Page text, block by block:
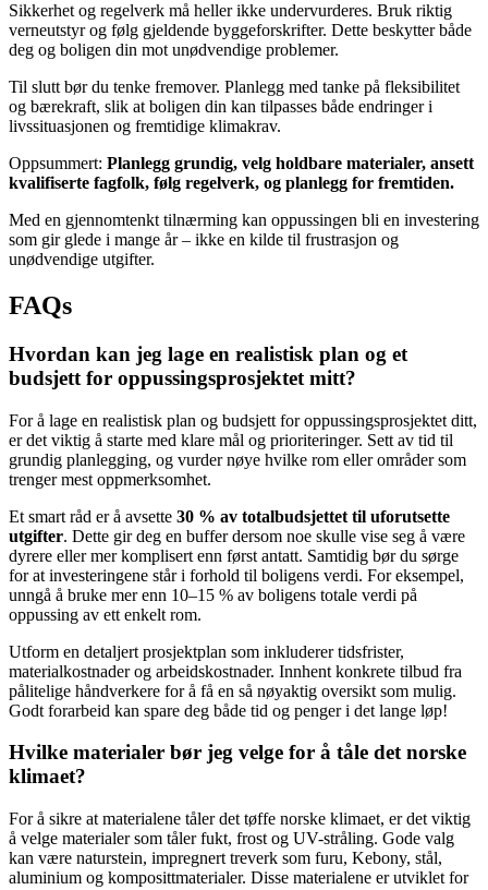
Sikkerhet og regelverk må heller ikke undervurderes. Bruk riktig
verneutstyr og følg gjeldende byggeforskrifter. Dette beskytter både
deg og boligen din mot unødvendige problemer.
Til slutt bør du tenke fremover. Planlegg med tanke på fleksibilitet
og bærekraft, slik at boligen din kan tilpasses både endringer i
livssituasjonen og fremtidige klimakrav.
Oppsummert: Planlegg grundig, velg holdbare materialer, ansett
kvalifiserte fagfolk, følg regelverk, og planlegg for fremtiden.
Med en gjennomtenkt tilnærming kan oppussingen bli en investering
som gir glede i mange år – ikke en kilde til frustrasjon og
unødvendige utgifter.
FAQs
Hvordan kan jeg lage en realistisk plan og et
budsjett for oppussingsprosjektet mitt?
For å lage en realistisk plan og budsjett for oppussingsprosjektet ditt,
er det viktig å starte med klare mål og prioriteringer. Sett av tid til
grundig planlegging, og vurder nøye hvilke rom eller områder som
trenger mest oppmerksomhet.
Et smart råd er å avsette 30 % av totalbudsjettet til uforutsette
utgifter. Dette gir deg en buffer dersom noe skulle vise seg å være
dyrere eller mer komplisert enn først antatt. Samtidig bør du sørge
for at investeringene står i forhold til boligens verdi. For eksempel,
unngå å bruke mer enn 10–15 % av boligens totale verdi på
oppussing av ett enkelt rom.
Utform en detaljert prosjektplan som inkluderer tidsfrister,
materialkostnader og arbeidskostnader. Innhent konkrete tilbud fra
pålitelige håndverkere for å få en så nøyaktig oversikt som mulig.
Godt forarbeid kan spare deg både tid og penger i det lange løp!
Hvilke materialer bør jeg velge for å tåle det norske
klimaet?
For å sikre at materialene tåler det tøffe norske klimaet, er det viktig
å velge materialer som tåler fukt, frost og UV-stråling. Gode valg
kan være naturstein, impregnert treverk som furu, Kebony, stål,
aluminium og komposittmaterialer. Disse materialene er utviklet for